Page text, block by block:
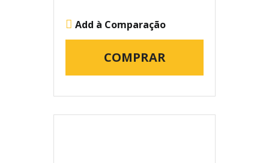
Add à Comparação
COMPRAR